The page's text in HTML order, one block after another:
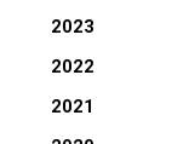
2023
2022
2021